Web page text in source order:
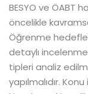
BESYO ve ÖABT
öncelikle
Öğrenme
detaylı
tipleri analiz
yapılmalıdır.